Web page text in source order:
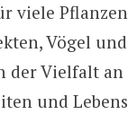
viele
Vögel
der Vielfalt an
und